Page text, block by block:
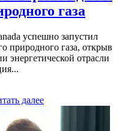
газа
успешно запустил
природного газа, открыв
энергетической отрасли
далее